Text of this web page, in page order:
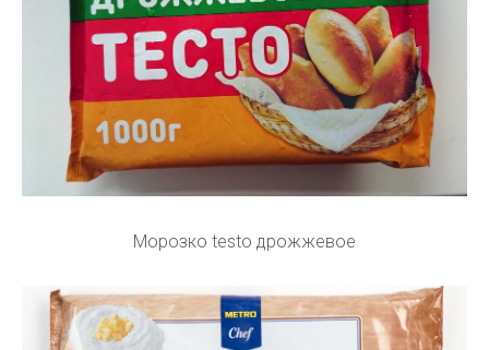
Морозко testo дрожжевое